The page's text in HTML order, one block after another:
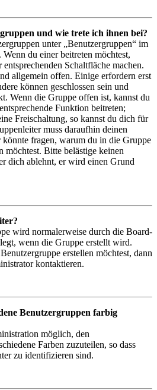
und wie trete ich ihnen bei?
unter „Benutzergruppen“ im
du einer beitreten möchtest,
Schaltfläche machen.
allgemein offen. Einige erfordern erst
können geschlossen sein und
Wenn die Gruppe offen ist, kannst du
Funktion beitreten;
Freischaltung, so kannst du dich für
muss daraufhin deinen
könnte fragen, warum du in die Gruppe
möchtest. Bitte belästige keinen
dich ablehnt, er wird einen Grund
wird normalerweise durch die Board-
wenn die Gruppe erstellt wird.
erstellen möchtest, dann
kontaktieren.
Benutzergruppen farbig
möglich, den
Farben zuzuteilen, so dass
zu identifizieren sind.